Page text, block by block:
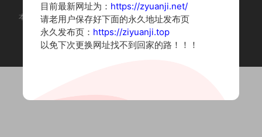
本站为摄影写真图片网站，内容来自网络收集整理，仅作个人学习使用。
如有违法内容请联系删除
Copyright © 2022 资源集
目前最新网址为： https://zyuanji.net/
请老用户保存好下面的永久地址发布页
永久发布页： https://ziyuanji.top
以免下次更换网址找不到回家的路！！！